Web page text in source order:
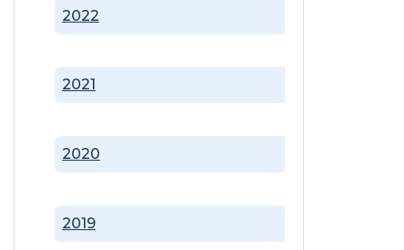
2019
2020
2021
2022